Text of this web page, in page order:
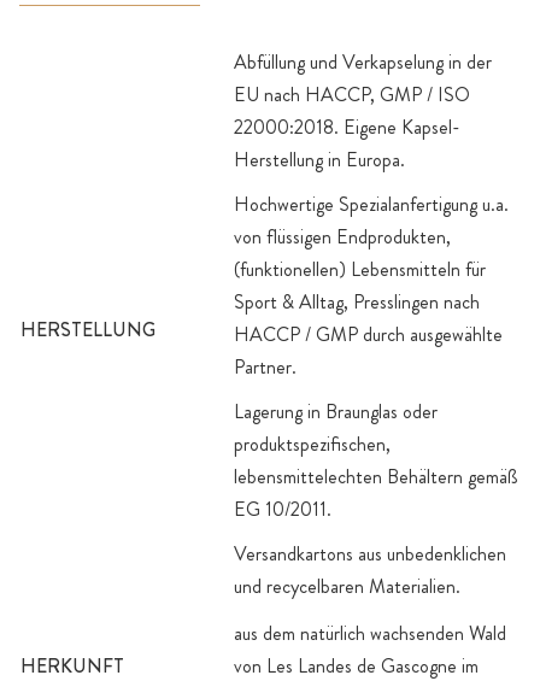
HERSTELLUNG
Abfüllung und Verkapselung in der
EU nach HACCP, GMP / ISO
22000:2018. Eigene Kapsel-
Herstellung in Europa.
Hochwertige Spezialanfertigung u.a.
von flüssigen Endprodukten,
(funktionellen) Lebensmitteln für
Sport & Alltag, Presslingen nach
HACCP / GMP durch ausgewählte
Partner.
Lagerung in Braunglas oder
produktspezifischen,
lebensmittelechten Behältern gemäß
EG 10/2011.
Versandkartons aus unbedenklichen
und recycelbaren Materialien.
HERKUNFT
aus dem natürlich wachsenden Wald
von Les Landes de Gascogne im